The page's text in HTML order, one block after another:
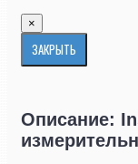
×
ЗАКРЫТЬ
Описание: